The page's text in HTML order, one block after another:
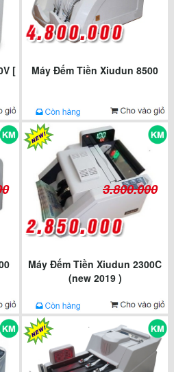
[
Máy Đếm Tiền Xiudun 8500
3.800.000
Máy Đếm Tiền Xiudun 2300C
(new 2019 )